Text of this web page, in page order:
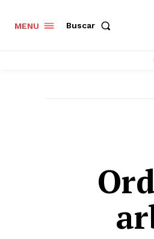
MENU Buscar